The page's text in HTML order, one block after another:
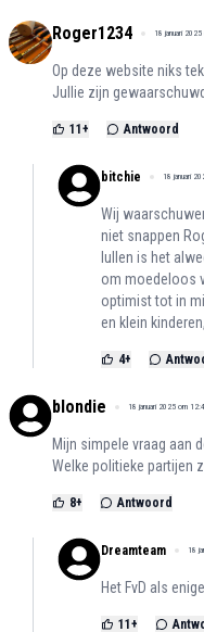
Roger1234 18 januari
Op deze website niks
Jullie zijn gewaarschuwd.
11+ Antwoord
bitchie 18 januari
Wij
niet snappen
lullen is het
om moedeloos
optimist tot in
en klein
4+
blondie 18 januari 2025 om
Mijn simpele vraag aan
Welke politieke partijen
8+ Antwoord
Dreamteam 18
Het FvD als
11+